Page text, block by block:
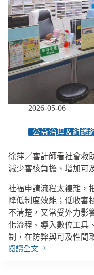
看
不
懂？
民
間
LawTrace
立
法
跡
2026-05-06
公益治理＆組織
徐萍／審計師看社會救
減少審核負擔、增加可
社福申請流程太複雜，
降低制度效能；低收審
不清楚，又常受外力影
化流程、導入數位工具
制，在防弊與可及性間
閱讀全文
徐